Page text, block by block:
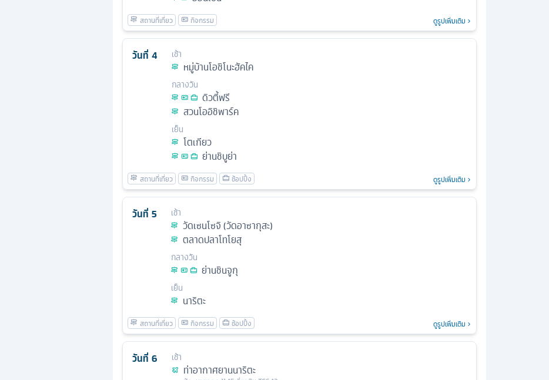
ดูรูปเพิ่มเติม
วันที่ 4 เช้า
หมู่บ้านโอชิโนะฮัคไค
กลางวัน
ดิวตี้ฟรี
สวนโออิชิพาร์ค
เย็น
โตเกียว
ย่านชิบูย่า
ดูรูปเพิ่มเติม
วันที่ 5 เช้า
วัดเซนโซจิ (วัดอาซากุสะ)
ตลาดปลาโทโยสุ
กลางวัน
ย่านชินจูกุ
เย็น
นาริตะ
ดูรูปเพิ่มเติม
วันที่ 6 เช้า
ท่าอากาศยานนาริตะ